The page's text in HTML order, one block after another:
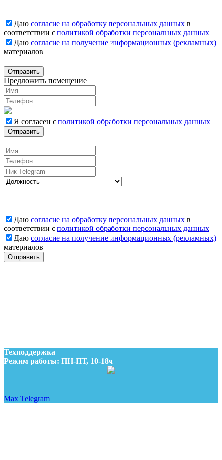
Даю согласие на обработку персональных данных в
соответствии с политикой обработки персональных данных
Даю согласие на получение информационных (рекламных)
материалов
Отправить
Предложить помещение
Я согласен с политикой обработки персональных данных
Отправить
Даю согласие на обработку персональных данных в
соответствии с политикой обработки персональных данных
Даю согласие на получение информационных (рекламных)
материалов
Отправить
Техподдержка
Режим работы: ПН-ПТ, 10-18ч
Max Telegram